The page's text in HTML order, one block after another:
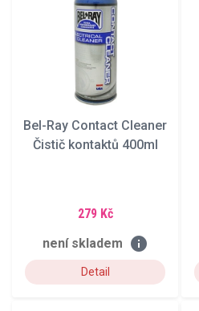
Bel-Ray Contact Cleaner
Čistič kontaktů 400ml
279 Kč
není skladem info
Detail